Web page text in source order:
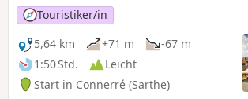
lange Zeit bescheiden geblieben, dehnt
aufgrund seiner Nähe zum Ballungsraum
dieser Entwicklung profitiert auch der
(an der ehemaligen Königsstraße von Le
über Mortagne gelegen, heute RD 301), in
mehrere Cafés und Gasthäuser gab.
Touristiker/in
5,64 km
+71 m
-67 m
1:50 Std.
Leicht
Start in Connerré (Sarthe)